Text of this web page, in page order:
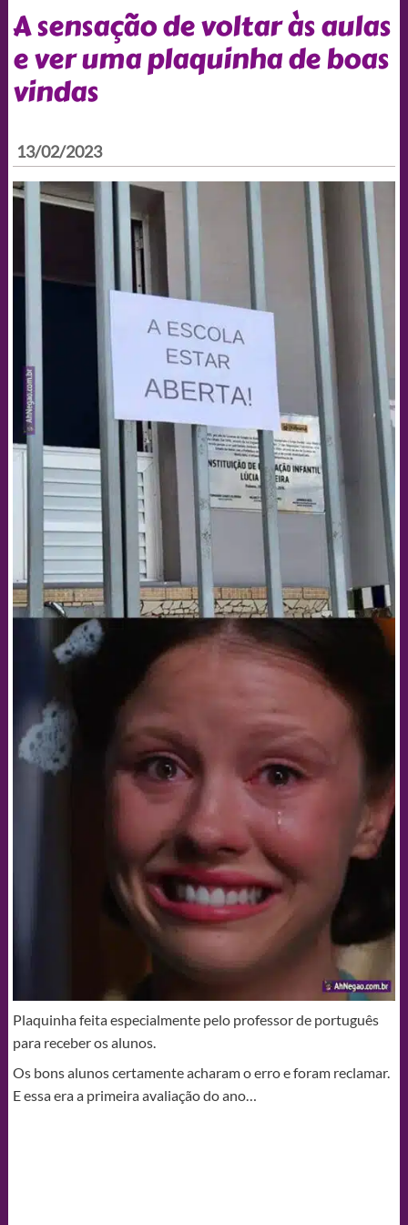
A sensação de voltar às aulas
e ver uma plaquinha de boas
vindas
13/02/2023
Plaquinha feita especialmente pelo professor de português
para receber os alunos.
Os bons alunos certamente acharam o erro e foram reclamar.
E essa era a primeira avaliação do ano…